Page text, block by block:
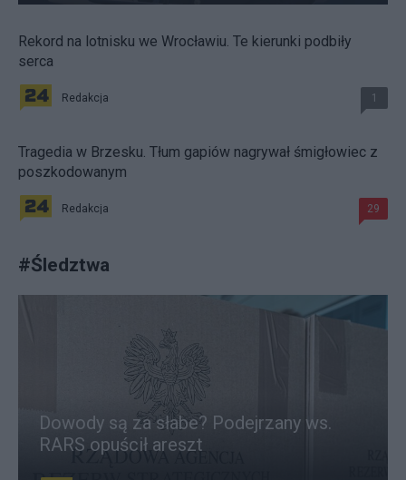
Rekord na lotnisku we Wrocławiu. Te kierunki podbiły
serca
Redakcja 1
Tragedia w Brzesku. Tłum gapiów nagrywał śmigłowiec z
poszkodowanym
Redakcja 29
#Śledztwa
Dowody są za słabe? Podejrzany ws.
RARS opuścił areszt